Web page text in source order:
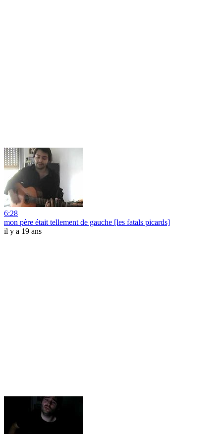
6:28
mon père était tellement de gauche [les fatals picards]
il y a 19 ans